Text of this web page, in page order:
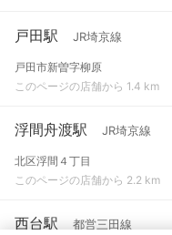
戸田駅 JR埼京線
戸田市新曽字柳原
このページの店舗から 1.4 km
浮間舟渡駅 JR埼京線
北区浮間４丁目
このページの店舗から 2.2 km
西台駅 都営三田線